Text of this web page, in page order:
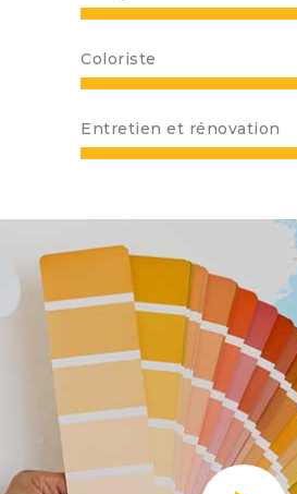
Coloriste
Entretien et rénovation